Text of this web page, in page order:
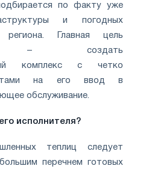
по факту уже
и погодных
региона. Главная цель
– создать
комплекс с четко
на его ввод в
обслуживание.
исполнителя?
теплиц следует
перечнем готовых